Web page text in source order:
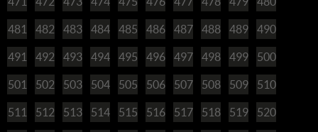
481 482 483 484 485 486 487 488 489 490
491 492 493 494 495 496 497 498 499 500
501 502 503 504 505 506 507 508 509 510
511 512 513 514 515 516 517 518 519 520